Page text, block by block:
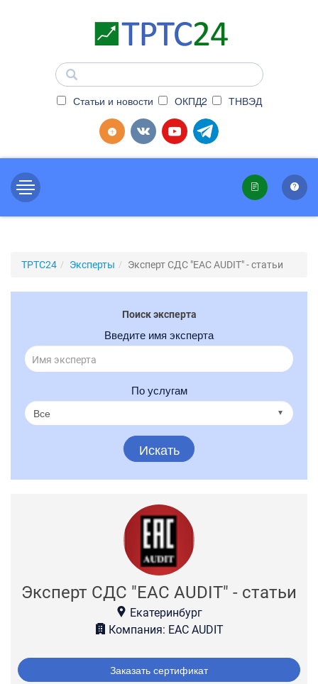
Статьи и новости ОКПД2 ТНВЭД
ТРТС24 Эксперты Эксперт СДС "EAC AUDIT" - статьи
Поиск эксперта
Введите имя эксперта
По услугам
Искать
Эксперт СДС "EAC AUDIT" - статьи
Екатеринбург
Компания: EAC AUDIT
Заказать сертификат